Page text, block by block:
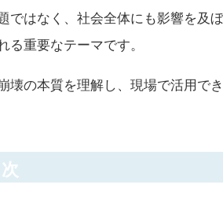
ではなく、社会全体にも影響を及
る重要なテーマです。
壊の本質を理解し、現場で活用で